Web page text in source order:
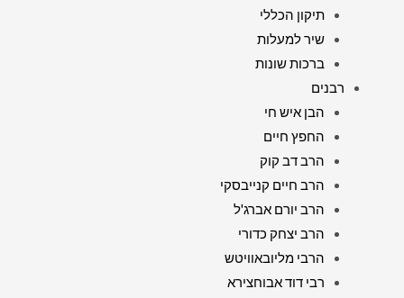
תיקון הכללי
שיר למעלות
ברכות שונות
רבנים
הבן איש חי
החפץ חיים
הרב דב קוק
הרב חיים קנייבסקי
הרב יורם אברג'ל
הרב יצחק כדורי
הרבי מליובאוויטש
רבי דוד אבוחצירא